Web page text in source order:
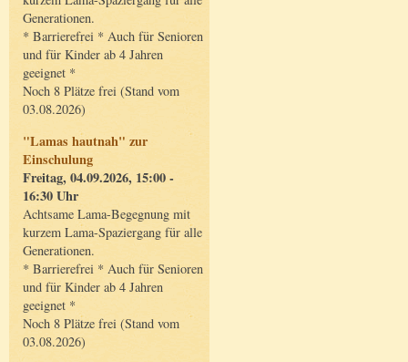
Generationen.
* Barrierefrei * Auch für Senioren
und für Kinder ab 4 Jahren
geeignet *
Noch 8 Plätze frei (Stand vom
03.08.2026)
"Lamas hautnah" zur
Einschulung
Freitag, 04.09.2026, 15:00 -
16:30 Uhr
Achtsame Lama-Begegnung mit
kurzem Lama-Spaziergang für alle
Generationen.
* Barrierefrei * Auch für Senioren
und für Kinder ab 4 Jahren
geeignet *
Noch 8 Plätze frei (Stand vom
03.08.2026)